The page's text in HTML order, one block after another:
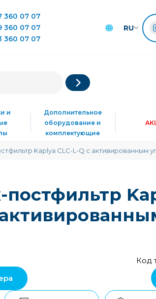
360 07 07
360 07 07
360 07 07
RU
и
Дополнительное
оборудование и
комплектующие
Kaplya CLC-L-Q с активированным
Код